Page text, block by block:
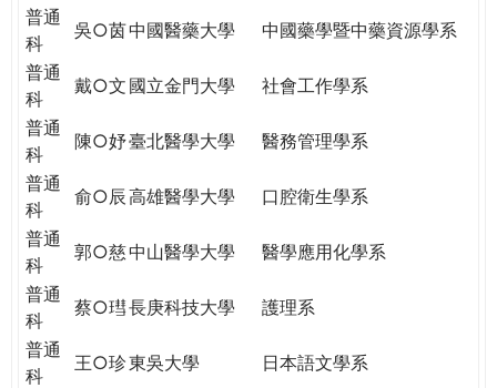
普通
科
吳○茵中國醫藥大學
中國藥學暨中藥資源學系
普通
科
戴○文 國立金門大學
社會工作學系
普通
科
陳○妤臺北醫學大學
醫務管理學系
普通
科
俞○辰高雄醫學大學
口腔衛生學系
普通
科
郭○慈中山醫學大學
醫學應用化學系
普通
科
蔡○㻰長庚科技大學
護理系
普通
科
王○珍東吳大學
日本語文學系